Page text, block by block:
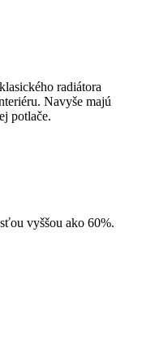
radiátora
Navyše majú
potlače.
vyššou ako 60%.